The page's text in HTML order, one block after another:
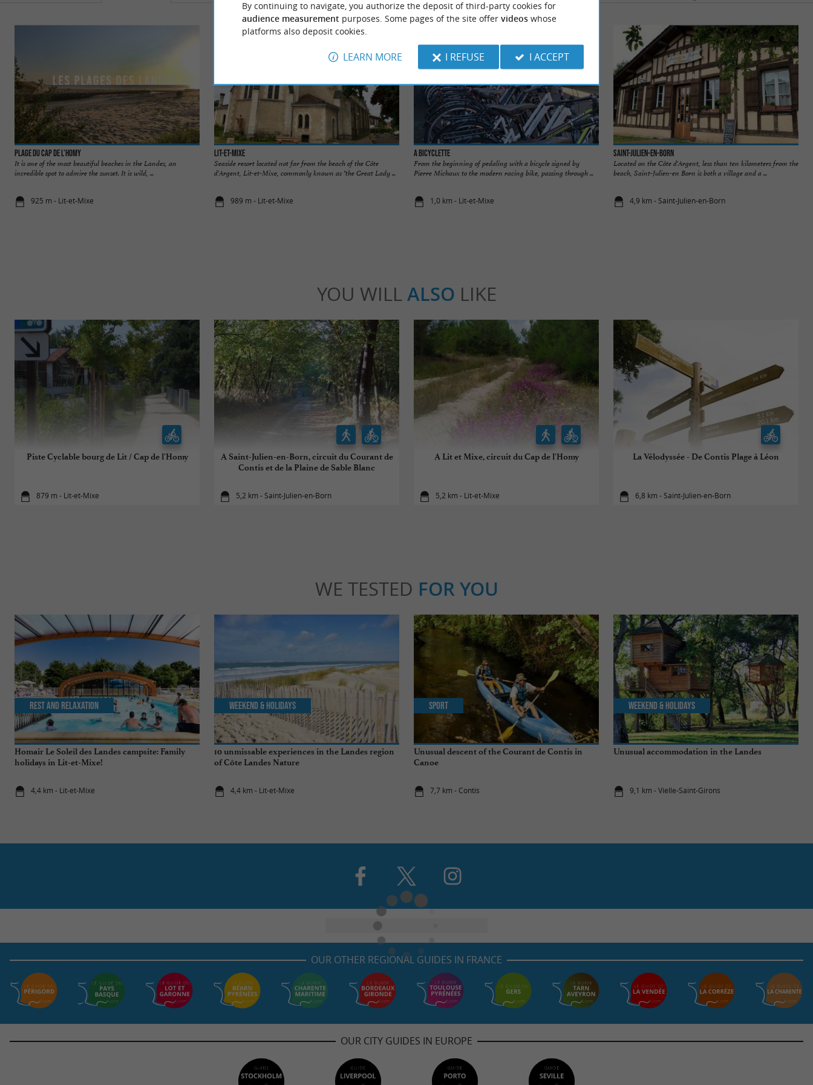
Plage du Cap de l’Homy
It is one of the most beautiful beaches in the Landes, an
incredible spot to admire the sunset. It is wild, ...
925 m - Lit-et-Mixe
Lit-et-Mixe
Seaside resort located not far from the beach of the Côte
d'Argent, Lit-et-Mixe, commonly known as "the Great Lady ...
989 m - Lit-et-Mixe
A Bicyclette
From the beginning of pedaling with a bicycle signed by
Pierre Michaux to the modern racing bike, passing through ...
1,0 km - Lit-et-Mixe
Saint-Julien-en-Born
Located on the Côte d'Argent, less than ten kilometers from the
beach, Saint-Julien-en Born is both a village and a ...
4,9 km - Saint-Julien-en-Born
YOU WILL ALSO LIKE
Piste Cyclable bourg de Lit / Cap de l'Homy
879 m - Lit-et-Mixe
A Saint-Julien-en-Born, circuit du Courant de
Contis et de la Plaine de Sable Blanc
5,2 km - Saint-Julien-en-Born
A Lit et Mixe, circuit du Cap de l'Homy
5,2 km - Lit-et-Mixe
La Vélodyssée - De Contis Plage à Léon
6,8 km - Saint-Julien-en-Born
WE TESTED FOR YOU
Homair Le Soleil des Landes campsite: Family
holidays in Lit-et-Mixe!
4,4 km - Lit-et-Mixe
Rest and relaxation
10 unmissable experiences in the Landes region
of Côte Landes Nature
4,4 km - Lit-et-Mixe
Weekend & Holidays
Unusual descent of the Courant de Contis in
Canoe
7,7 km - Contis
Sport
Unusual accommodation in the Landes
9,1 km - Vielle-Saint-Girons
Weekend & Holidays
OUR OTHER REGIONAL GUIDES IN FRANCE
OUR CITY GUIDES IN EUROPE
By continuing to navigate, you authorize the deposit of third-party cookies for
audience measurement purposes. Some pages of the site offer videoswhose
platforms also deposit cookies.
LEARN MORE I REFUSE I ACCEPT